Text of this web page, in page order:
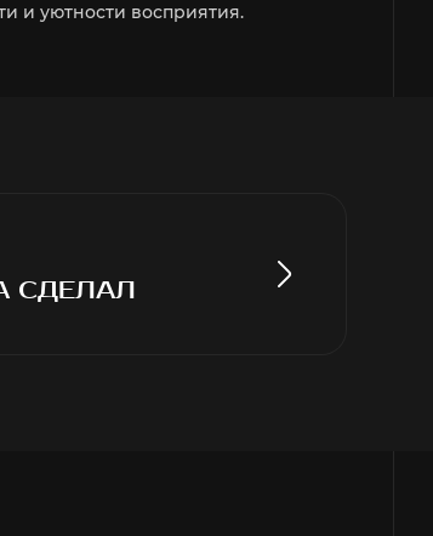
и уютности восприятия.
СТИЛЯ
СДЕЛАЛ